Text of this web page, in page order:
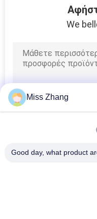
We
Miss Zhang
Good day, what product